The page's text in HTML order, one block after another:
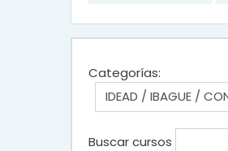
Categorías:
Buscar cursos